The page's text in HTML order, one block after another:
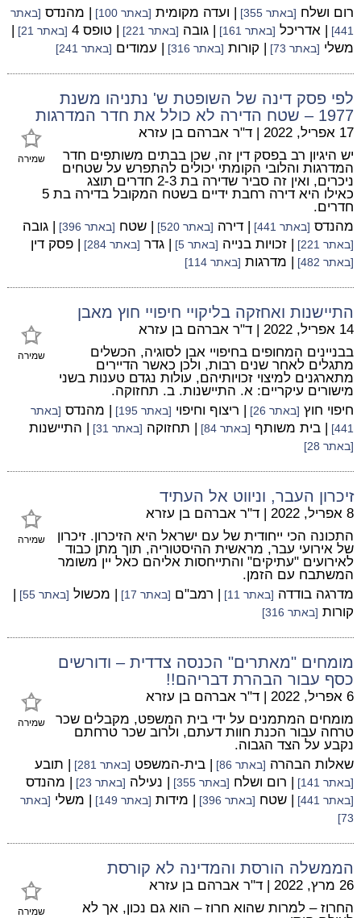
רום ושלח [באתר 355] | ועדה מקומית [באתר 100] | מהנדס [באתר
441]
| אדריכל [באתר 161] | גובה [באתר 221] | טופס 4 [באתר 21]
|
משלי [באתר 73] | קורות [באתר 316] | עמודים [באתר 241]
לפי פסק דינה של השופטת ש' נתניהו משנת
1977 – שטח הדירה לא כולל את חדר המדרגות
שמירה
17 אפריל, 2022 | ד"ר אברהם בן עזרא
יש היגיון רב בפסק דין זה, שכן בבתים משותפים חדר
המדרגות והלובי הקומתי יכולים להתפרש על שטחים
ניכרים, ואין זה סביר שדירה בת 2-3 חדרים תוצג
כאילו היא דירה רחבת ידיים בשטח המקובל בדירה בת 5
חדרים.
מהנדס [באתר 441] | דירה [באתר 520] | שטח [באתר 396] | גובה
[באתר 221] | זכויות בנייה [באתר 5] | גדר [באתר 284] | פסק דין
[באתר 482] | מדרגות [באתר 114]
התיישנות ואחזקה בליקויי חיפויי חוץ מאבן
שמירה
14 אפריל, 2022 | ד"ר אברהם בן עזרא
בבניינים המחופים בחיפויי אבן לסוגיה, הכשלים
מתגלים לאחר שנים רבות, ולכן כאשר הדיירים
מתארגנים למיצוי זכויותיהם, עולות נגדם טענות בשני
מישורים עיקריים: א. התיישנות. ב. תחזוקה.
חיפוי חוץ [באתר 26] | ריצוף וחיפוי [באתר 195] | מהנדס [באתר
441]
| בית משותף [באתר 84] | תחזוקה [באתר 31] | התיישנות
[באתר 28]
זיכרון העבר, וניווט אל העתיד
שמירה
8 אפריל, 2022 | ד"ר אברהם בן עזרא
התכונה הכי ייחודית של עם ישראל היא הזיכרון. זיכרון
של אירועי עבר, מראשית ההיסטוריה, תוך מתן כבוד
לאירועים "עתיקים" והתייחסות אליהם כאל יין משומר
המשתבח עם הזמן.
מדרגה בודדה [באתר 11] | רמב"ם [באתר 17] | מכשול [באתר 55]
|
קורות [באתר 316]
מומחים "מאתרים" הכנסה צדדית – ודורשים
כסף עבור הבהרת דבריהם!!
שמירה
6 אפריל, 2022 | ד"ר אברהם בן עזרא
מומחים המתמנים על ידי בית המשפט, מקבלים שכר
טרחה עבור הכנת חוות דעתם, ולרוב שכר טרחתם
נקבע על הצד הגבוה.
שאלות הבהרה [באתר 86] | בית-המשפט [באתר 281] | תובע
[באתר 141] | רום ושלח [באתר 355] | נעילה [באתר 23] | מהנדס
[באתר 441] | שטח [באתר 396] | מידות [באתר 149] | משלי [באתר
73]
הממשלה הורסת והמדינה לא קורסת
שמירה
26 מרץ, 2022 | ד"ר אברהם בן עזרא
החרוז – למרות שהוא חרוז – הוא גם נכון, אך לא